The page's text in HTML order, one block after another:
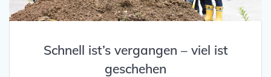
Schnell ist’s vergangen – viel ist
geschehen